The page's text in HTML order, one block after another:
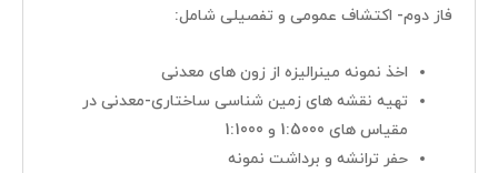
فاز دوم- اکتشاف عمومی و تفصیلی شامل:
اخذ نمونه مینرالیزه از زون های معدنی
تهیه نقشه های زمین شناسی ساختاری-معدنی در
مقیاس های 1:5000 و 1:1000
حفر ترانشه و برداشت نمونه
درباره ما
گواهینامه ها و تقدیرنامه ها